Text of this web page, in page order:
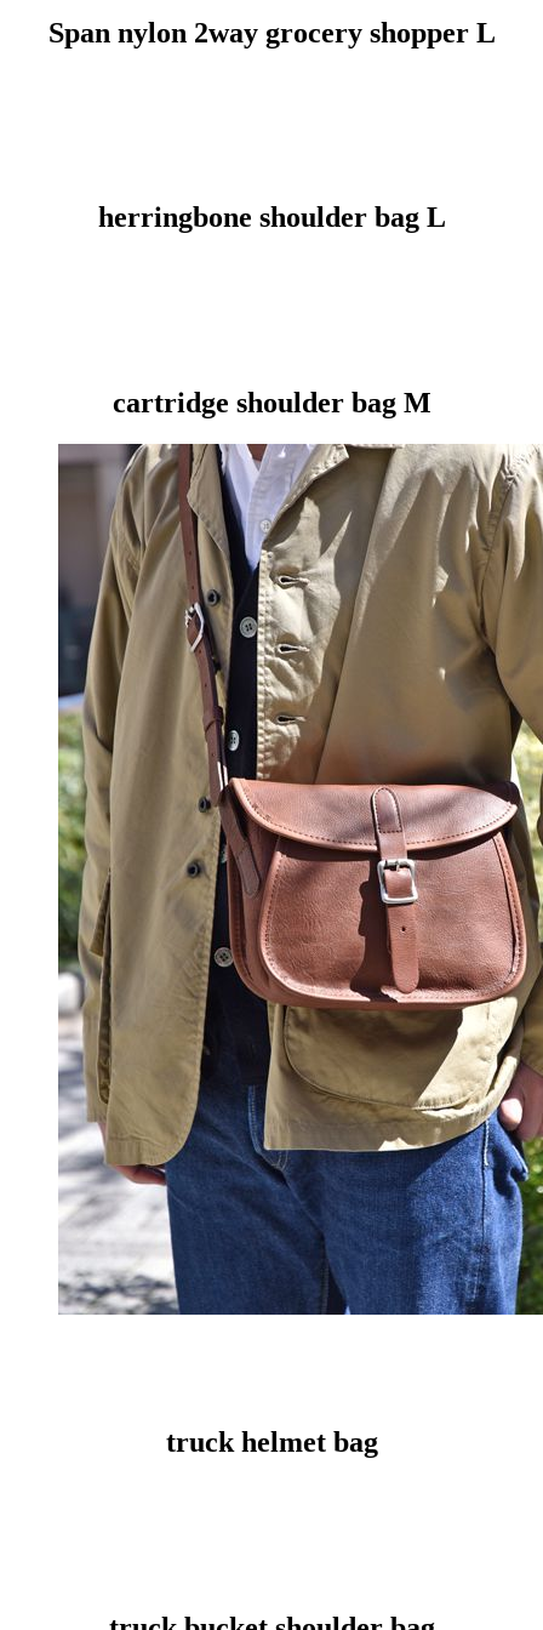
Span nylon 2way grocery shopper L
herringbone shoulder bag L
cartridge shoulder bag M
truck helmet bag